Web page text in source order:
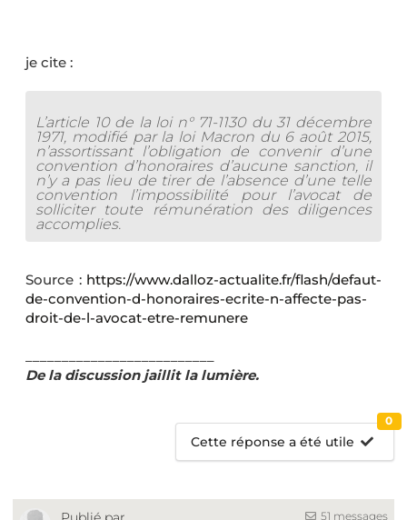
je cite :
L’article 10 de la loi n° 71-1130 du 31 décembre
1971, modifié par la loi Macron du 6 août 2015,
n’assortissant l’obligation de convenir d’une
convention d’honoraires d’aucune sanction, il
n’y a pas lieu de tirer de l’absence d’une telle
convention l’impossibilité pour l’avocat de
solliciter toute rémunération des diligences
accomplies.
Source : https://www.dalloz-actualite.fr/flash/defaut-
de-convention-d-honoraires-ecrite-n-affecte-pas-
droit-de-l-avocat-etre-remunere
De la discussion jaillit la lumière.
Cette réponse a été utile
0
51 messages